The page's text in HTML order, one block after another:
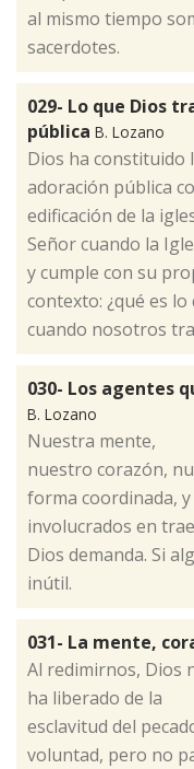
al mismo tiempo
sacerdotes.
029- Lo que Dios
pública B. Lozano
​Dios ha constituido
adoración pública
edificación de la
Señor cuando la
y cumple con su
contexto: ¿qué es
cuando nosotros
030- Los agentes
B. Lozano
​Nuestra mente,
nuestro corazón,
forma coordinada,
involucrados en
Dios demanda. Si
inútil.
031- La mente,
​Al redimirnos, Dios
ha liberado de la
esclavitud del
voluntad, pero no